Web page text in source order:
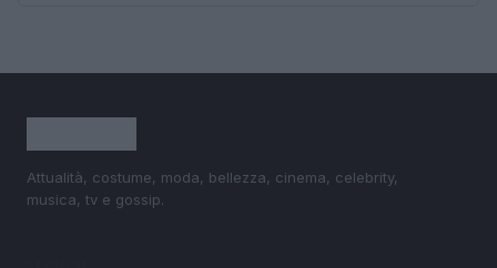
Attualità, costume, moda, bellezza, cinema, celebrity,
musica, tv e gossip.